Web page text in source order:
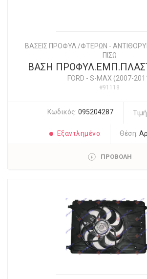
ΒΑΣΕΙΣ ΠΡΟΦΥΛ./ΦΤΕΡΩΝ -
ΠΙΣΩ
ΒΑΣΗ
FORD - S-MAX (2007-
#91118
Κωδικός: 095204287
Εξαντλημένο Θέση:
ΠΡΟΒΟΛΗ